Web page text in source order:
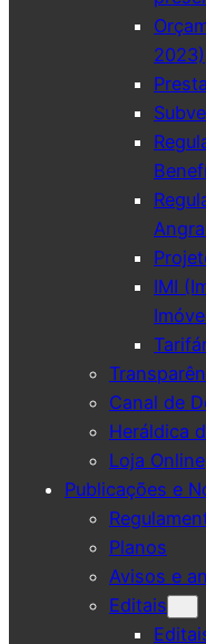
2023)
IMI
Canal de
Heráldica
Loja Online
Publicações e
Planos
Avisos e
Editais